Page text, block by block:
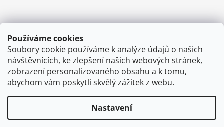
Používáme cookies
Soubory cookie používáme k analýze údajů o našich
návštěvnících, ke zlepšení našich webových stránek,
zobrazení personalizovaného obsahu a k tomu,
abychom vám poskytli skvělý zážitek z webu.
Nastavení
Sledovat na Instagramu